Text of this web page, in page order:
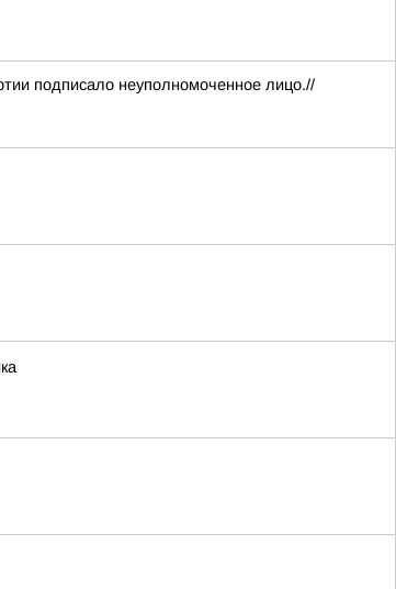
подписало неуполномоченное лицо.//